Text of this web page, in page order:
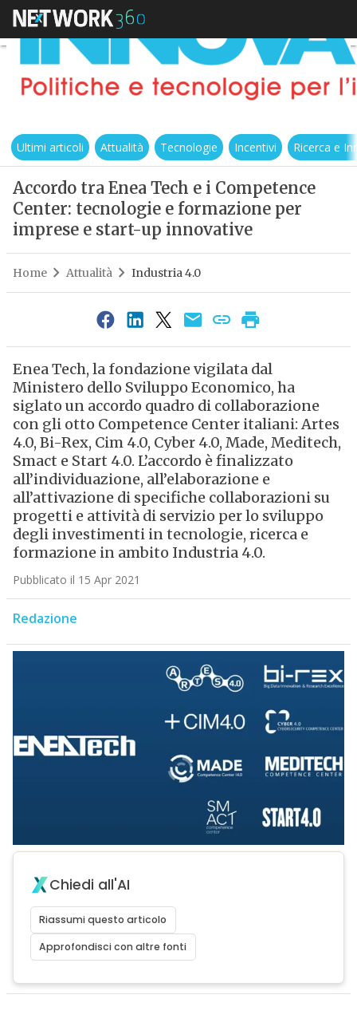
Ultimi articoli Attualità Tecnologie Incentivi Ricerca e
Accordo tra Enea Tech e i Competence
Center: tecnologie e formazione per
imprese e start-up innovative
Home Attualità Industria 4.0
Enea Tech, la fondazione vigilata dal
Ministero dello Sviluppo Economico, ha
siglato un accordo quadro di collaborazione
con gli otto Competence Center italiani: Artes
4.0, Bi-Rex, Cim 4.0, Cyber 4.0, Made, Meditech,
Smact e Start 4.0. L’accordo è finalizzato
all’individuazione, all’elaborazione e
all’attivazione di specifiche collaborazioni su
progetti e attività di servizio per lo sviluppo
degli investimenti in tecnologie, ricerca e
formazione in ambito Industria 4.0.
Pubblicato il 15 Apr 2021
Redazione
Chiedi all'AI
Riassumi questo articolo
Approfondisci con altre fonti